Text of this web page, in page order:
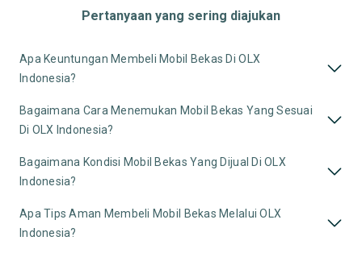
Pertanyaan yang sering diajukan
Apa Keuntungan Membeli Mobil Bekas Di OLX
Indonesia?
Bagaimana Cara Menemukan Mobil Bekas Yang Sesuai
Di OLX Indonesia?
Bagaimana Kondisi Mobil Bekas Yang Dijual Di OLX
Indonesia?
Apa Tips Aman Membeli Mobil Bekas Melalui OLX
Indonesia?